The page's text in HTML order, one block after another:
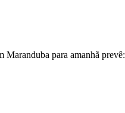
Maranduba para amanhã prevê: